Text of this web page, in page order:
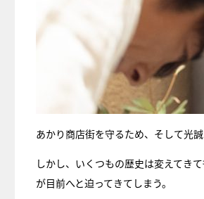
あかり商店街を守るため、そして光
しかし、いくつもの歴史は変えてき
が目前へと迫ってきてしまう。